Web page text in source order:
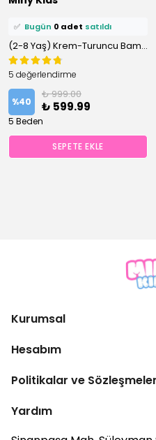
0 kişi
✅ Bugün 0 adet satıldı
(2-8 Yaş) Krem-Turuncu Bambi Desen Bisiklet Yaka %100 Pamuklu Taytlı Altüst Takım
5 değerlendirme
%40
₺ 999.00
₺ 599.99
5 Beden
SEPETE EKLE
Kurumsal
Hesabım
Politikalar ve Sözleşmeler
Yardım